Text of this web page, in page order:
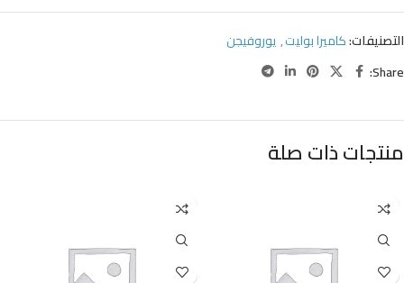
التصنيفات:كاميرا بوليت,يوروفيجن
Share:
منتجات ذات صلة